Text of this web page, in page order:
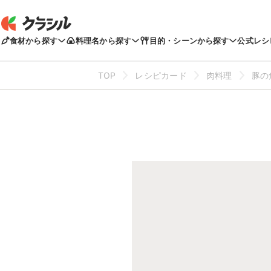
食材から探す 料理名から探す 目的・シーンから探す 公式レシ
TOP レシピカード 肉料理 豚の